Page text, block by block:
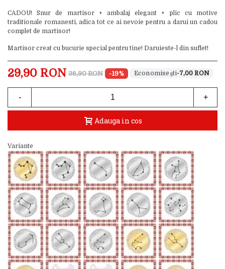
CADOU! Snur de martisor + ambalaj elegant + plic cu motive
traditionale romanesti, adica tot ce ai nevoie pentru a darui un cadou
complet de martisor!
Martisor creat cu bucurie special pentru tine! Daruieste-l din suflet!
29,90 RON 36,90 RON -19% -7,00 RON
- +
Adauga in cos
Variante